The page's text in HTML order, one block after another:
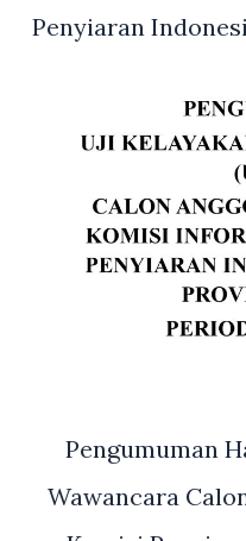
Baznas
Penyiaran
Pengumuman
Wawancara